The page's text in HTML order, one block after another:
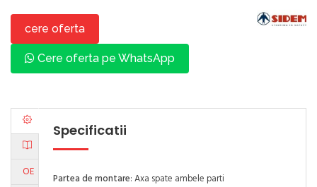
cere oferta
Cere oferta pe WhatsApp
OE
Specificatii
Partea de montare: Axa spate ambele parti